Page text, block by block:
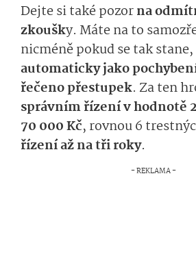
Dejte si také pozorna
zkoušky. Máte na to
nicméně pokud se tak stane,
automaticky jako
řečeno přestupek. Za ten
správním řízení v hodnotě
70 000 Kč, rovnou 6
řízení až na tři roky.